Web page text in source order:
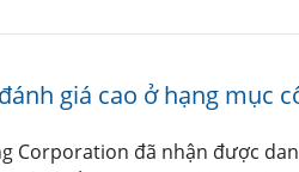
giá cao ở hạng mục
Corporation đã nhận được